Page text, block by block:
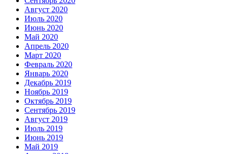
Август 2020
Июль 2020
Июнь 2020
Май 2020
Апрель 2020
Март 2020
Февраль 2020
Январь 2020
Декабрь 2019
Ноябрь 2019
Октябрь 2019
Сентябрь 2019
Август 2019
Июль 2019
Июнь 2019
Май 2019